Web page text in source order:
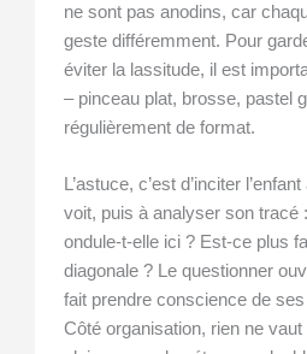
ne sont pas anodins, car
geste différemment. Pour
éviter la lassitude, il est
– pinceau plat, brosse, pastel
régulièrement de format.
L’astuce, c’est d’inciter
voit, puis à analyser son tracé
ondule-t-elle ici ? Est-ce plus
diagonale ? Le questionner
fait prendre conscience de
Côté organisation, rien ne